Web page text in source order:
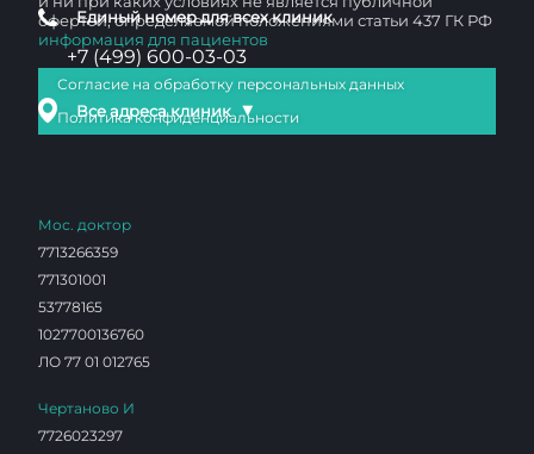
Единый номер для всех клиник
+7 (499) 600-03-03
Все адреса клиник ▼
офертой, определяемой положениями статьи 437 ГК РФ
информация для пациентов
Согласие на обработку персональных данных
Политика конфиденциальности
Мос. доктор
7713266359
771301001
53778165
1027700136760
ЛО 77 01 012765
Чертаново И
7726023297